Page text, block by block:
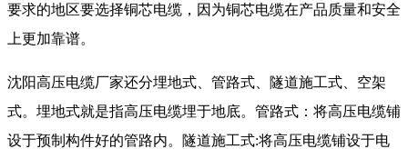
要求的地区要选择铜芯电缆，因为铜芯电缆在产品质量和安全
上更加靠谱。
沈阳高压电缆厂家还分埋地式、管路式、隧道施工式、空架
式。埋地式就是指高压电缆埋于地底。管路式：将高压电缆铺
设于预制构件好的管路内。隧道施工式:将高压电缆铺设于电